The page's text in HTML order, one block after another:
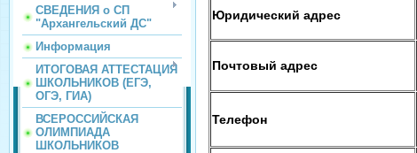
СВЕДЕНИЯ о СП
"Архангельский ДС"
Информация
ИТОГОВАЯ АТТЕСТАЦИЯ
ШКОЛЬНИКОВ (ЕГЭ,
ОГЭ, ГИА)
ВСЕРОССИЙСКАЯ
ОЛИМПИАДА
ШКОЛЬНИКОВ
Юридический адрес
Почтовый адрес
Телефон